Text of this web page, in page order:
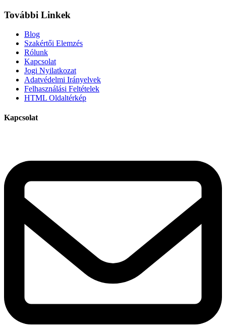
További Linkek
Blog
Szakértői Elemzés
Rólunk
Kapcsolat
Jogi Nyilatkozat
Adatvédelmi Irányelvek
Felhasználási Feltételek
HTML Oldaltérkép
Kapcsolat